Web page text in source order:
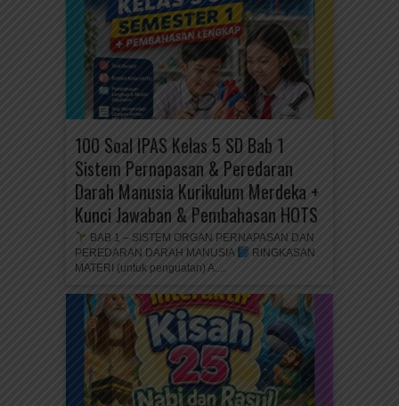
100 Soal IPAS Kelas 5 SD Bab 1
Sistem Pernapasan & Peredaran
Darah Manusia Kurikulum Merdeka +
Kunci Jawaban & Pembahasan HOTS
BAB 1 – SISTEM ORGAN PERNAPASAN DAN
PEREDARAN DARAH MANUSIA
RINGKASAN
MATERI (untuk penguatan) A....